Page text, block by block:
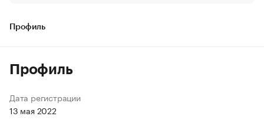
Профиль
Профиль
Дата регистрации
13 мая 2022